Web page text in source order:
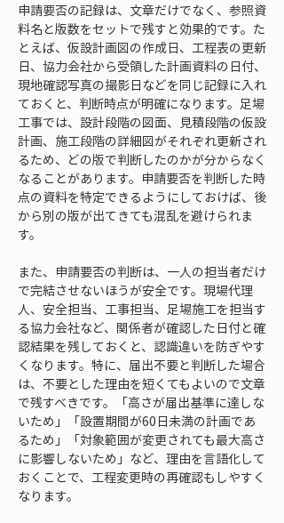
申請要否の記録は、文章だけでなく、参照資
料名と版数をセットで残すと効果的です。た
とえば、仮設計画図の作成日、工程表の更新
日、協力会社から受領した計画資料の日付、
現地確認写真の撮影日などを同じ記録に入れ
ておくと、判断時点が明確になります。足場
工事では、設計段階の図面、見積段階の仮設
計画、施工段階の詳細図がそれぞれ更新され
るため、どの版で判断したのかが分からなく
なることがあります。申請要否を判断した時
点の資料を特定できるようにしておけば、後
から別の版が出てきても混乱を避けられま
す。
また、申請要否の判断は、一人の担当者だけ
で完結させないほうが安全です。現場代理
人、安全担当、工事担当、足場施工を担当す
る協力会社など、関係者が確認した日付と確
認結果を残しておくと、認識違いを防ぎやす
くなります。特に、届出不要と判断した場合
は、不要とした理由を短くてもよいので文章
で残すべきです。「高さが届出基準に達しな
いため」「設置期間が60日未満の計画であ
るため」「対象範囲が変更されても最大高さ
に影響しないため」など、理由を言語化して
おくことで、工程変更時の再確認もしやすく
なります。